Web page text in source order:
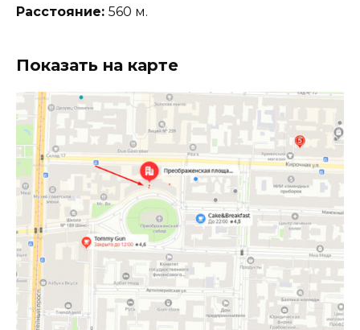
Расстояние: 560 м.
Показать на карте